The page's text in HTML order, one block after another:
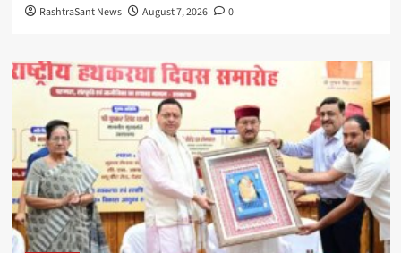
RashtraSant News August 7, 2026 0